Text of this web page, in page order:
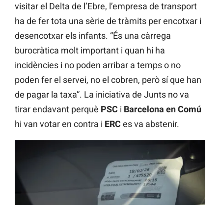
visitar el Delta de l’Ebre, l’empresa de transport
ha de fer tota una sèrie de tràmits per encotxar i
desencotxar els infants. “És una càrrega
burocràtica molt important i quan hi ha
incidències i no poden arribar a temps o no
poden fer el servei, no el cobren, però sí que han
de pagar la taxa”. La iniciativa de Junts no va
tirar endavant perquè PSC i Barcelona en Comú
hi van votar en contra i ERC es va abstenir.